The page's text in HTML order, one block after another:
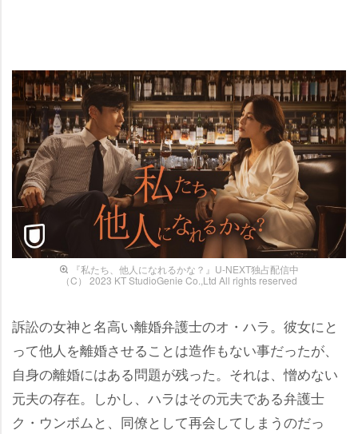
『私たち、他人になれるかな？』U-NEXT独占配信中
（C） 2023 KT StudioGenie Co.,Ltd All rights reserved
訴訟の女神と名高い離婚弁護士のオ・ハラ。彼女にと
って他人を離婚させることは造作もない事だったが、
自身の離婚にはある問題が残った。それは、憎めない
元夫の存在。しかし、ハラはその元夫である弁護士
ク・ウンボムと、同僚として再会してしまうのだっ